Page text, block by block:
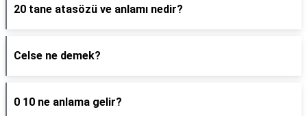
20 tane atasözü ve anlamı nedir?
Celse ne demek?
0 10 ne anlama gelir?